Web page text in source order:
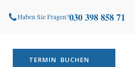
Haben Sie Fragen?030 398 858 71
TERMIN BUCHEN